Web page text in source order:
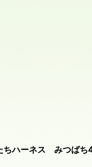
たちハーネス みつば